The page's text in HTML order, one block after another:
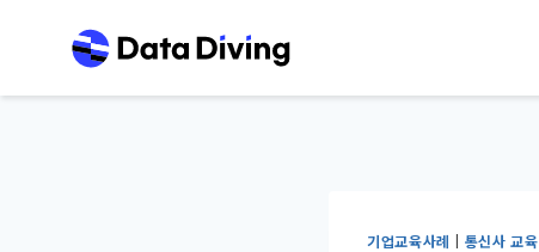
기업교육사례 통신사 교육